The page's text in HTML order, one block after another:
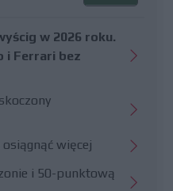
w 2026 roku.
i Ferrari bez
więcej
i 50-punktową